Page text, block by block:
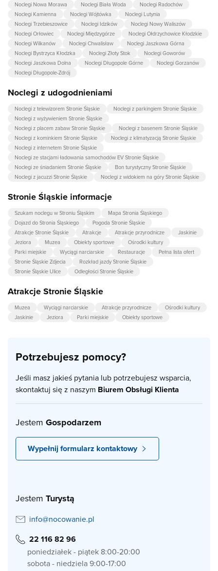
Noclegi Nowa Morawa
Noclegi Biała Woda
Noclegi Radochów
Noclegi Kamienna
Noclegi Wójtówka
Noclegi Lutynia
Noclegi Trzebieszowice
Noclegi Idzików
Noclegi Nowy Waliszów
Noclegi Orłowiec
Noclegi Międzygórze
Noclegi Ołdrzychowice Kłodzkie
Noclegi Wilkanów
Noclegi Chwalisław
Noclegi Jaszkowa Górna
Noclegi Bystrzyca Kłodzka
Noclegi Złoty Stok
Noclegi Goworów
Noclegi Jaszkowa Dolna
Noclegi Długopole Górne
Noclegi Gorzanów
Noclegi Długopole-Zdrój
Noclegi z udogodnieniami
Noclegi z telewizorem Stronie Śląskie
Noclegi z parkingiem Stronie Śląskie
Noclegi z wyżywieniem Stronie Śląskie
Noclegi z placem zabaw Stronie Śląskie
Noclegi z basenem Stronie Śląskie
Noclegi z kominkiem Stronie Śląskie
Noclegi z klimatyzacją Stronie Śląskie
Noclegi z internetem Stronie Śląskie
Noclegi ze stacjami ładowania samochodów EV Stronie Śląskie
Noclegi ze śniadaniem Stronie Śląskie
Bon turystyczny Stronie Śląskie
Noclegi z jacuzzi Stronie Śląskie
Noclegi z widokiem na góry Stronie Śląskie
Stronie Śląskie informacje
Szukam noclegu w Stroniu Śląskim
Mapa Stronia Śląskiego
Dojazd do Stronia Śląskiego
Pogoda Stronie Śląskie
Atrakcje Stronie Śląskie
Atrakcje Atrakcje przyrodnicze
Jaskinie
Jeziora
Muzea Obiekty sportowe
Ośrodki kultury
Parki miejskie
Wyciągi narciarskie Restauracje
Pełna lista ofert
Stronie Śląskie Zdjecia
Rozkład jazdy Stronie Śląskie
Stronie Śląskie Ulice
Odległości Stronie Śląskie
Atrakcje Stronie Śląskie
Muzea Wyciągi narciarskie Atrakcje przyrodnicze
Ośrodki kultury
Jaskinie
Jeziora Parki miejskie Obiekty sportowe
Potrzebujesz pomocy?
Jeśli masz jakieś pytania lub potrzebujesz wsparcia,
skontaktuj się z naszym Biurem Obsługi Klienta
Jestem Gospodarzem
Wypełnij formularz kontaktowy
Jestem Turystą
info@nocowanie.pl
22 116 82 96
poniedziałek - piątek 8:00-20:00
sobota - niedziela 9:00-17:00